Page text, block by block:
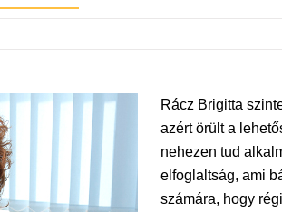
Rácz Brigitta
azért örült a
nehezen tud
elfoglaltság, ami
számára, hogy